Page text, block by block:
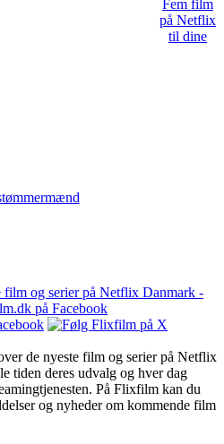
Fem film
på Netflix
til dine
film og serier på Netflix Danmark -
på Facebook
de nyeste film og serier på Netflix
tiden deres udvalg og hver dag
På Flixfilm kan du
og nyheder om kommende film